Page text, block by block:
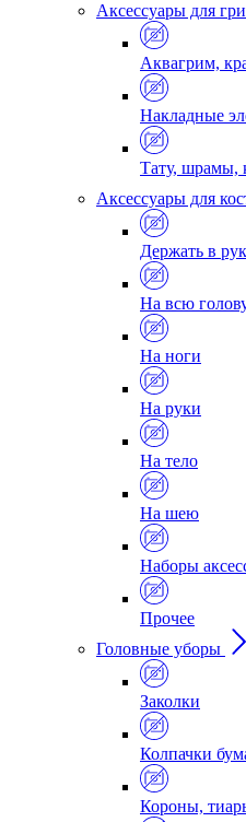
Аксессуары для
Аквагрим,
Накладные
Тату, шрамы,
Аксессуары для
Держать в
На всю
На ноги
На руки
На тело
На шею
Наборы
Прочее
Головные уборы
Заколки
Колпачки
Короны,